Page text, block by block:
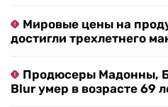
Мировые цены на
достигли трехлетнего
Продюсеры Мадонны,
Blur умер в возрасте 69